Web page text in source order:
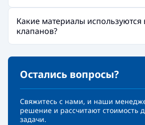
Какие материалы используются
клапанов?
Остались вопросы?
Свяжитесь с нами, и наши
решение и рассчитают стоимость
задачи.